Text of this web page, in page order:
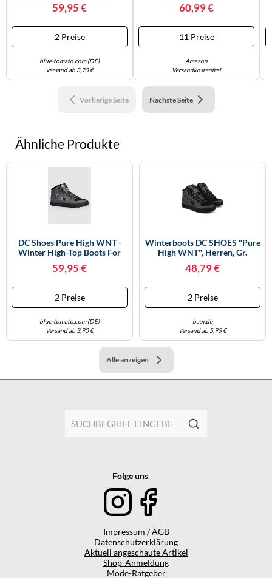
59,95 €
2 Preise
blue-tomato.com (DE)
Versand ab 3,90 €
(Black 3bk), 42 EU
60,99 €
11 Preise
Amazon
Versandkostenfrei
Vorherige Seite Nächste Seite
Ähnliche Produkte
DC Shoes Pure High WNT -
Winter High-Top Boots For
Den Winter - Männer - 43 -
59,95 €
2 Preise
blue-tomato.com (DE)
Versand ab 3,90 €
Winterboots DC SHOES "Pure
High WNT", Herren, Gr.
(schwarzgrau, Schwarz),
Schuhe (97086245-7,5)
Schwarzgrau, Schwarz
48,79 €
2 Preise
baur.de
Versand ab 5,95 €
Alle anzeigen
Folge uns
Impressum / AGB
Datenschutzerklärung
Aktuell angeschaute Artikel
Shop-Anmeldung
Mode-Ratgeber